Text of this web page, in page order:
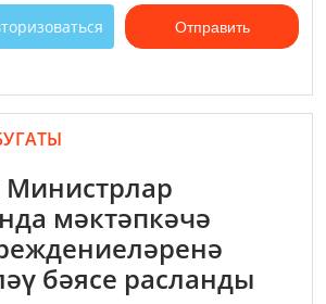
Отправить
Министрлар
мәктәпкәчә
бәясе расланды